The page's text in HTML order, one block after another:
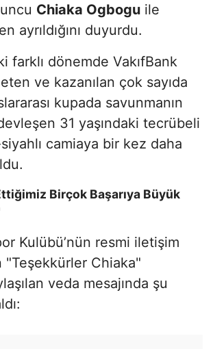
Chiaka Ogbogu ile
ayrıldığını duyurdu.
farklı dönemde VakıfBank
ve kazanılan çok sayıda
kupada savunmanın
31 yaşındaki tecrübeli
camiaya bir kez daha
Birçok Başarıya Büyük
Kulübü’nün resmi iletişim
"Teşekkürler Chiaka"
veda mesajında şu